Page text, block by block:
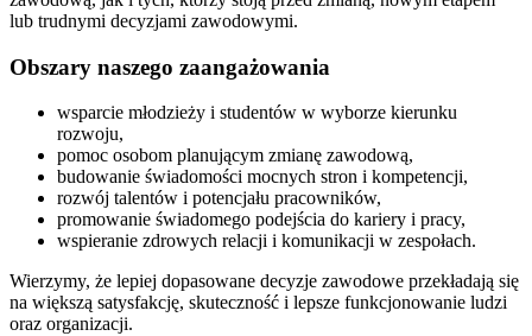
lub trudnymi decyzjami zawodowymi.
Obszary naszego zaangażowania
wsparcie młodzieży i studentów w wyborze kierunku
rozwoju,
pomoc osobom planującym zmianę zawodową,
budowanie świadomości mocnych stron i kompetencji,
rozwój talentów i potencjału pracowników,
promowanie świadomego podejścia do kariery i pracy,
wspieranie zdrowych relacji i komunikacji w zespołach.
Wierzymy, że lepiej dopasowane decyzje zawodowe przekładają się
na większą satysfakcję, skuteczność i lepsze funkcjonowanie ludzi
oraz organizacji.